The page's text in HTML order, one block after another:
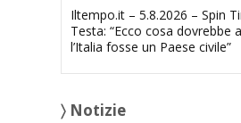
Iltempo.it – 5.8.2026 – Spin
Testa: “Ecco cosa dovrebbe
l’Italia fosse un Paese civile”
〉 Notizie